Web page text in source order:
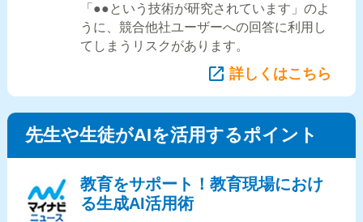
「●●という技術が研究されています」のよ
うに、競合他社ユーザーへの回答に利用し
てしまうリスクがあります。
詳しくはこちら
先生や生徒がAIを活用するポイント
教育をサポート！教育現場におけ
る生成AI活用術